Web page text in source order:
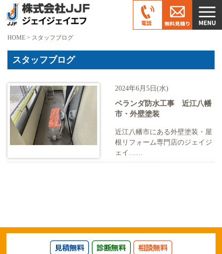
HOME > スタッフブログ
スタッフブログ
2024年6月5日(水)
ベランダ防水工事 近江八幡
市・外壁塗装
近江八幡市にある外壁塗装・屋
根リフォーム専門店のジェイジ
ェイ……